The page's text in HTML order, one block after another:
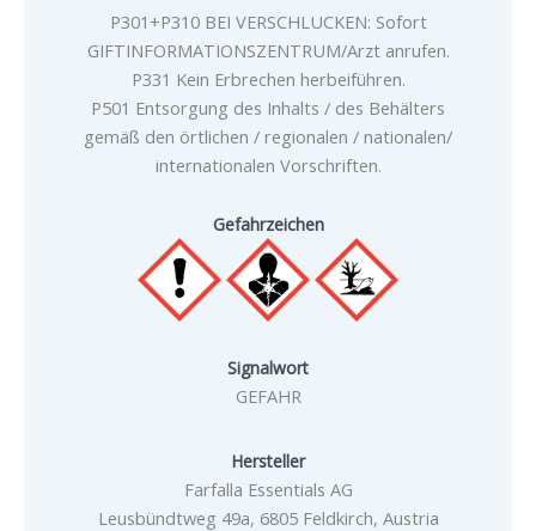
P301+P310 BEI VERSCHLUCKEN: Sofort
GIFTINFORMATIONSZENTRUM/Arzt anrufen.
P331 Kein Erbrechen herbeiführen.
P501 Entsorgung des Inhalts / des Behälters
gemäß den örtlichen / regionalen / nationalen/
internationalen Vorschriften.
Gefahrzeichen
Signalwort
GEFAHR
Hersteller
Farfalla Essentials AG
Leusbündtweg 49a, 6805 Feldkirch, Austria